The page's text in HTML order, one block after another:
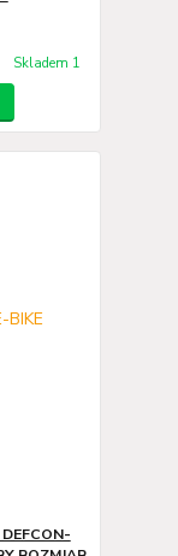
Skladem 1